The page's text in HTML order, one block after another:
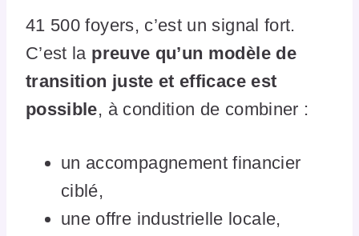
41 500 foyers, c’est un signal fort.
C’est la preuve qu’un modèle de
transition juste et efficace est
possible, à condition de combiner :
un accompagnement financier
ciblé,
une offre industrielle locale,